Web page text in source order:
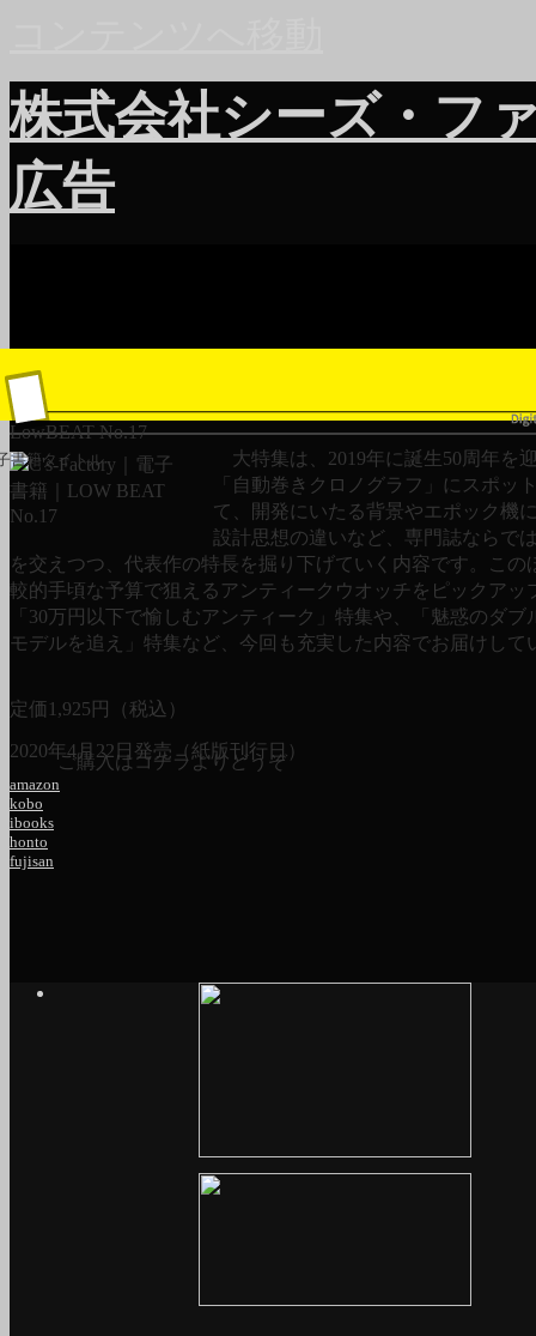
株式会社シーズ・フ
広告
書籍タイトル
LowBEAT No.17
大特集は、2019年に誕生50周年を
「自動巻きクロノグラフ」にスポッ
て、開発にいたる背景やエポック機
設計思想の違いなど、専門誌ならで
を交えつつ、代表作の特長を掘り下げていく内容です。この
較的手頃な予算で狙えるアンティークウオッチをピックアッ
「30万円以下で愉しむアンティーク」特集や、「魅惑のダブ
モデルを追え」特集など、今回も充実した内容でお届けして
定価1,925円（税込）
2020年4月22日発売（紙版刊行日）
ご購入はコチラよりどうぞ
amazon
kobo
ibooks
honto
fujisan